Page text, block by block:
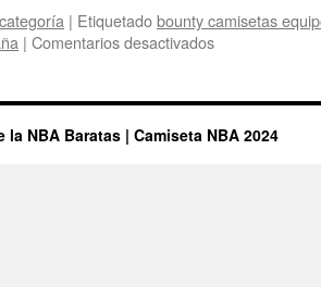
| Etiquetadobounty camisetas
| Comentarios desactivadosen
Nba
Barcelona
la NBA Baratas | Camiseta NBA 2024